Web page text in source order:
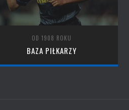
OD 1908 ROKU
BAZA PIŁKARZY